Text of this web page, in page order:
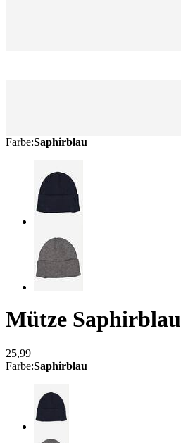
Farbe:Saphirblau
Mütze Saphirblau
25,99
Farbe:Saphirblau